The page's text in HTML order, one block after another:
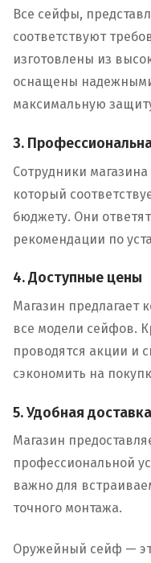
Все сейфы,
соответствуют
изготовлены из
оснащены
максимальную
3.
Сотрудники
который
бюджету. Они
рекомендации по
4. Доступные цены
Магазин предлагает
все модели сейфов.
проводятся акции и
сэкономить на
5. Удобная
Магазин
профессиональной
важно для
точного монтажа.
Оружейный сейф —